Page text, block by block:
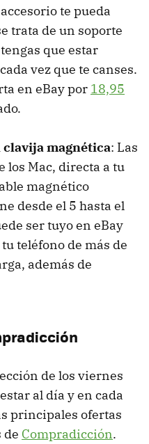
te pueda
trata de un soporte
que estar
vez que te canses.
en eBay por 18,95
clavija magnética: Las
los Mac, directa a tu
magnético
desde el 5 hasta el
ser tuyo en eBay
teléfono de más de
además de
de los viernes
al día y en cada
principales ofertas
de Compradicción.